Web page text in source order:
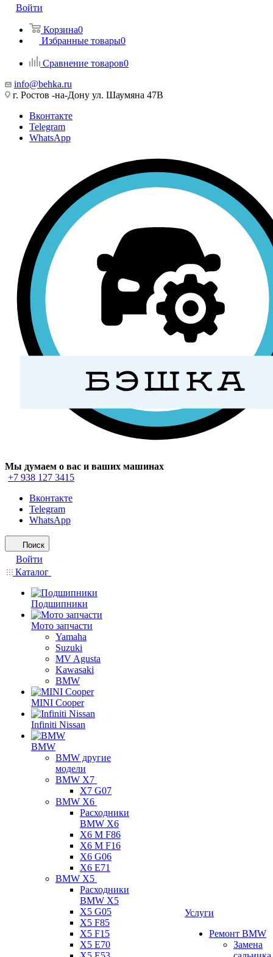
Войти
Корзина0
Избранные товары0
Сравнение товаров0
info@behka.ru
г. Ростов -на-Дону ул. Шаумяна 47В
Вконтакте
Telegram
WhatsApp
Мы думаем о вас и ваших машинах
+7 938 127 3415
Вконтакте
Telegram
WhatsApp
Поиск
Войти
Каталог
Подшипники
Мото запчасти
Yamaha
Suzuki
MV Agusta
Kawasaki
BMW
MINI Cooper
Infiniti Nissan
BMW
BMW другие
модели
BMW X7
X7 G07
BMW X6
Расходники
BMW X6
X6 M F86
X6 M F16
X6 G06
X6 E71
BMW X5
Расходники
BMW X5
X5 G05
X5 F85
X5 F15
X5 E70
Услуги
Ремонт BMW
Замена